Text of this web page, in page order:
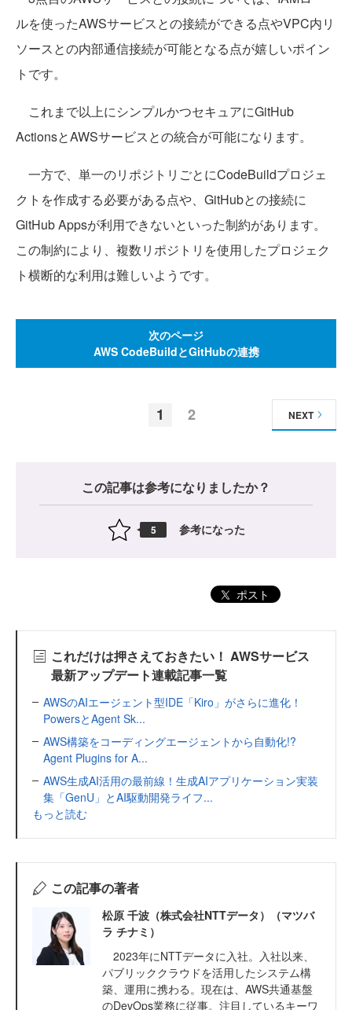
ルを使ったAWSサービスとの接続ができる点やVPC内リ
ソースとの内部通信接続が可能となる点が嬉しいポイン
トです。
これまで以上にシンプルかつセキュアにGitHub
ActionsとAWSサービスとの統合が可能になります。
一方で、単一のリポジトリごとにCodeBuildプロジェ
クトを作成する必要がある点や、GitHubとの接続に
GitHub Appsが利用できないといった制約があります。
この制約により、複数リポジトリを使用したプロジェク
ト横断的な利用は難しいようです。
次のページ
AWS CodeBuildとGitHubの連携
1 2 NEXT
この記事は参考になりましたか？
5 参考になった
ポスト
これだけは押さえておきたい！ AWSサービス
最新アップデート連載記事一覧
AWSのAIエージェント型IDE「Kiro」がさらに進化！
PowersとAgent Sk...
AWS構築をコーディングエージェントから自動化!?
Agent Plugins for A...
AWS生成AI活用の最前線！生成AIアプリケーション実装
集「GenU」とAI駆動開発ライフ...
もっと読む
この記事の著者
松原 千波（株式会社NTTデータ）（マツバ
ラ チナミ）
2023年にNTTデータに入社。入社以来、
パブリッククラウドを活用したシステム構
築、運用に携わる。現在は、AWS共通基盤
のDevOps業務に従事。注目しているキーワ